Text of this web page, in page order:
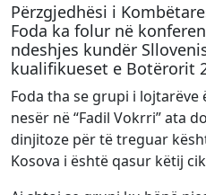
Përzgjedhësi i
Foda ka folur në
ndeshjes kundër
kualifikueset e Botërorit
Foda tha se grupi i
nesër në “Fadil Vokrri” ata
dinjitoze për të treguar
Kosova i është qasur këtij